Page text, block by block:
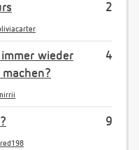
2
4
wieder
9